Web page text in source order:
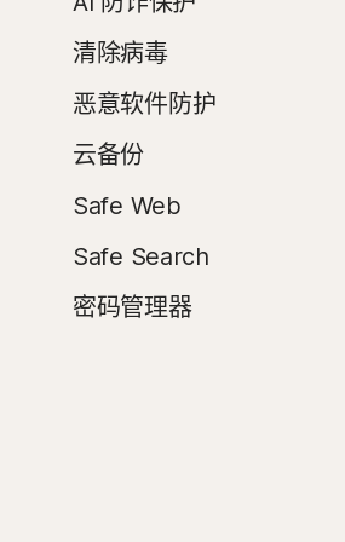
清除病毒
恶意软件防护
云备份
Safe Web
Safe Search
密码管理器